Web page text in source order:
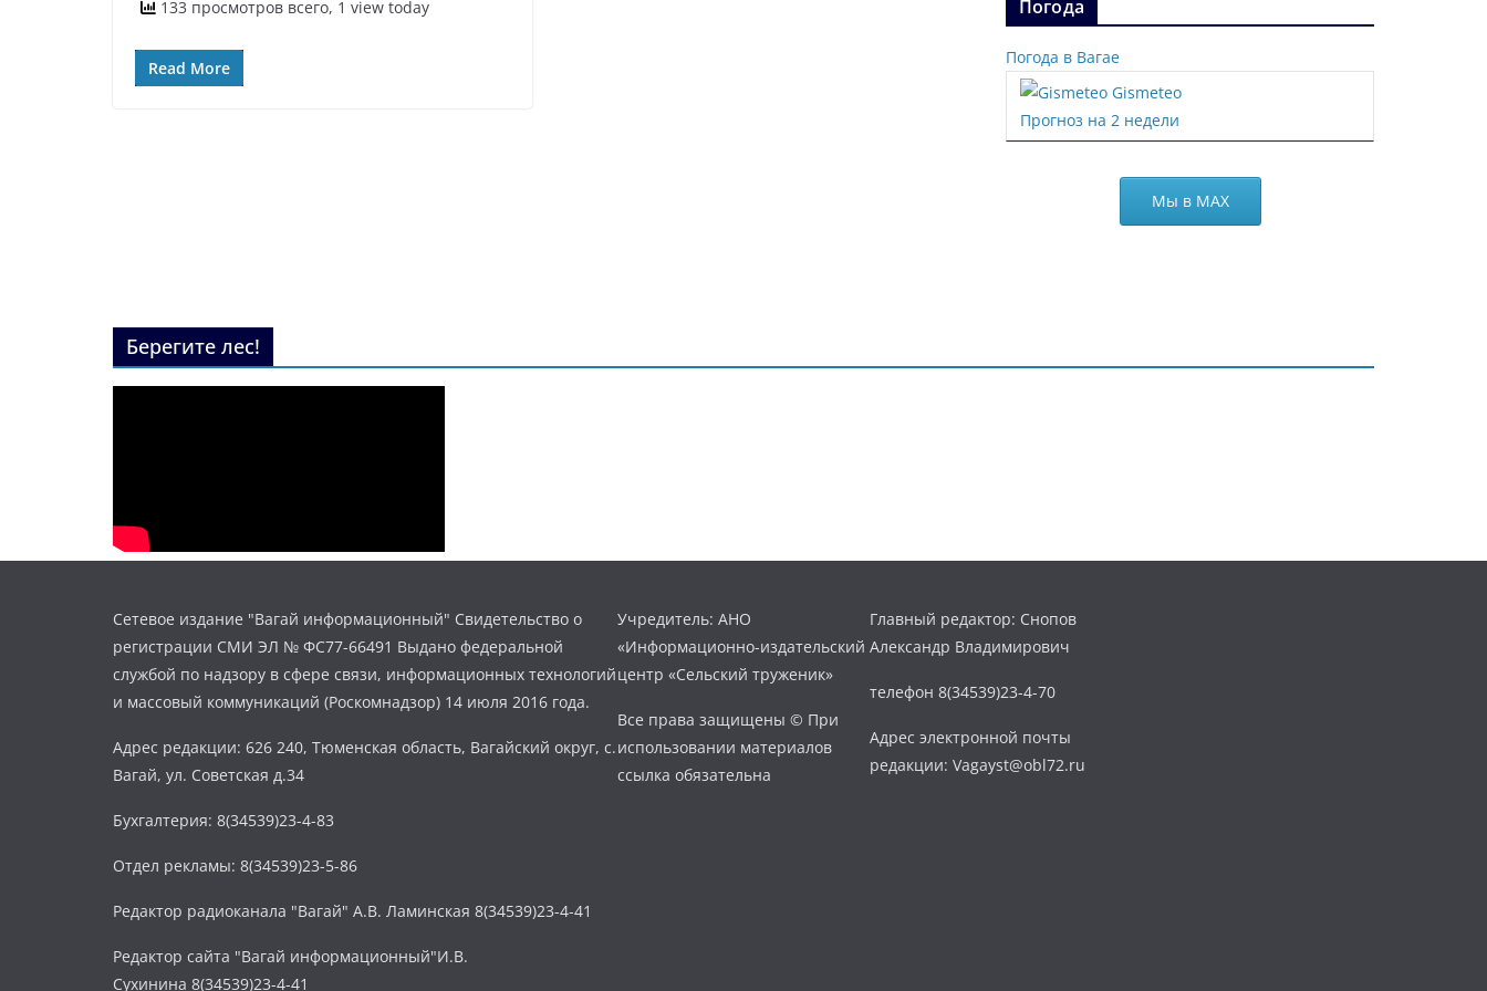
133 просмотров всего, 1 view today
Read More
Погода
Погода в Вагае
Gismeteo
Прогноз на 2 недели
Мы в МАХ
Берегите лес!
Сетевое издание "Вагай информационный" Свидетельство о
регистрации СМИ ЭЛ № ФС77-66491 Выдано федеральной
службой по надзору в сфере связи, информационных технологий
и массовый коммуникаций (Роскомнадзор) 14 июля 2016 года.
Адрес редакции: 626 240, Тюменская область, Вагайский округ, с.
Вагай, ул. Советская д.34
Бухгалтерия: 8(34539)23-4-83
Отдел рекламы: 8(34539)23-5-86
Редактор радиоканала "Вагай" А.В. Ламинская 8(34539)23-4-41
Редактор сайта "Вагай информационный"И.В.
Сухинина 8(34539)23-4-41
Учредитель: АНО
«Информационно-издательский
центр «Сельский труженик»
Все права защищены © При
использовании материалов
ссылка обязательна
Главный редактор: Снопов
Александр Владимирович
телефон 8(34539)23-4-70
Адрес электронной почты
редакции: Vagayst@obl72.ru